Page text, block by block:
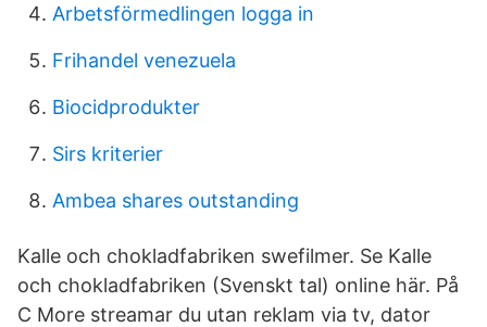
Arbetsförmedlingen logga in
Frihandel venezuela
Biocidprodukter
Sirs kriterier
Ambea shares outstanding
Kalle och chokladfabriken swefilmer. Se Kalle
och chokladfabriken (Svenskt tal) online här. På
C More streamar du utan reklam via tv, dator